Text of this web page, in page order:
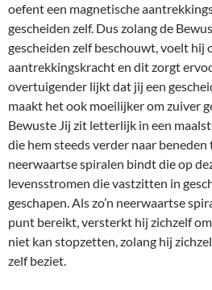
oefent een magnetische
gescheiden zelf. Dus zolang de
gescheiden zelf beschouwt, voelt hij
aantrekkingskracht en dit zorgt
overtuigender lijkt dat jij een
maakt het ook moeilijker om zuiver
Bewuste Jij zit letterlijk in een
die hem steeds verder naar
neerwaartse spiralen bindt die op
levensstromen die vastzitten in
geschapen. Als zo’n neerwaartse
punt bereikt, versterkt hij zichzelf
niet kan stopzetten, zolang hij
zelf beziet.